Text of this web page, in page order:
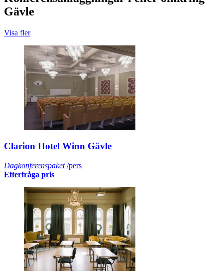
Gävle
Visa fler
Clarion Hotel Winn Gävle
Dagkonferenspaket/pers
Efterfråga pris